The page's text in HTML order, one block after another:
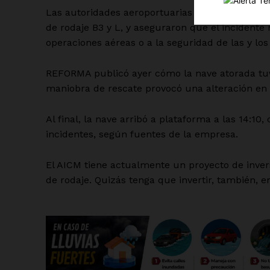
Las autoridades aeroportuarias precisaron que
de rodaje B3 y L, y aseguraron que el
operaciones aéreas o a la seguridad de las y los
REFORMA publicó ayer cómo la nave atorada
maniobra de rescate provocó una alteración
Al final, la nave arribó a plataforma a las
incidentes, según fuentes de la empresa.
El AICM tiene actualmente un proyecto de
de rodaje. Quizás tenga que invertir, también,